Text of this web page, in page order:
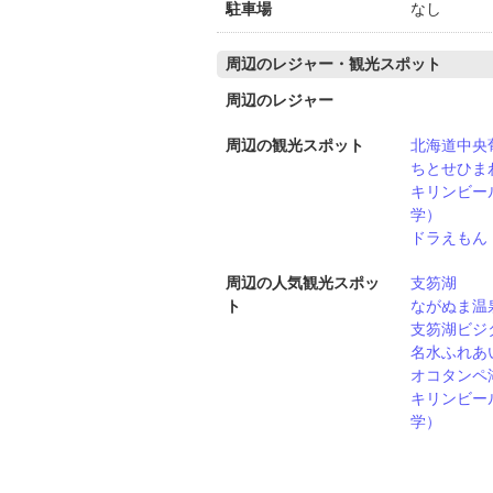
駐車場 なし
周辺のレジャー・観光スポット
周辺のレジャー
周辺の観光スポット
北海道中
ちとせひま
キリンビー
学）
ドラえも
周辺の人気観光スポッ
ト
支笏湖
ながぬま温
支笏湖ビジ
名水ふれあ
オコタンペ
キリンビー
学）